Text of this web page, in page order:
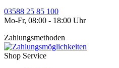
03588 25 85 100
Mo-Fr, 08:00 - 18:00 Uhr
Zahlungsmethoden
Shop Service